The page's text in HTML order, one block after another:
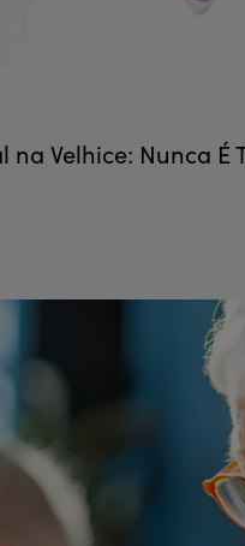
na Velhice: Nunca É